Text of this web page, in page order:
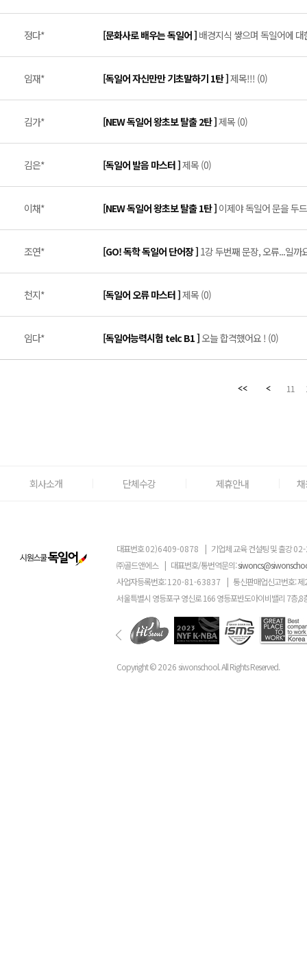
정다* [문화사로 배우는 독일어 ] 배경지식 쌓으며 독일어에
임재* [독일어 자신만만 기초말하기 1탄 ]제목!!! (0)
김가* [NEW 독일어 왕초보 탈출 2탄 ]제목 (0)
김은* [독일어 발음 마스터 ]제목 (0)
이채* [NEW 독일어 왕초보 탈출 1탄 ] 이제야 독일어 문을 두
조연* [GO! 독학 독일어 단어장 ] 1강 두번째 문장, 오류...일까
천지* [독일어 오류 마스터 ]제목 (0)
임다* [독일어능력시험 telc B1 ]오늘 합격했어요 ! (0)
11
회사소개 단체수강 제휴안내
대표번호02)6409-0878 | 기업체 교육 컨설팅 및 출강
㈜골드앤에스 | 대표번호/통번역문의:
사업자등록번호:120-81-63837 | 통신판매업신고번호: 제
서울특별시 영등포구 영신로 166 영등포반도아이비밸리 7층,8
Copyright ©2026 siwonschool. All Rights Reserved.